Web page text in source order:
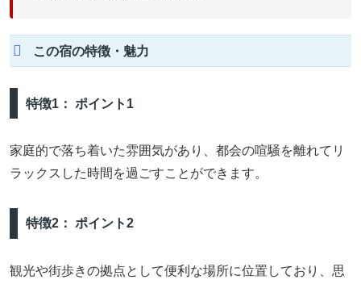
この宿の特徴・魅力
特徴1： ポイント1
家庭的で落ち着いた雰囲気があり、都会の喧騒を離れてリ
ラックスした時間を過ごすことができます。
特徴2： ポイント2
観光や街歩きの拠点として便利な場所に位置しており、思